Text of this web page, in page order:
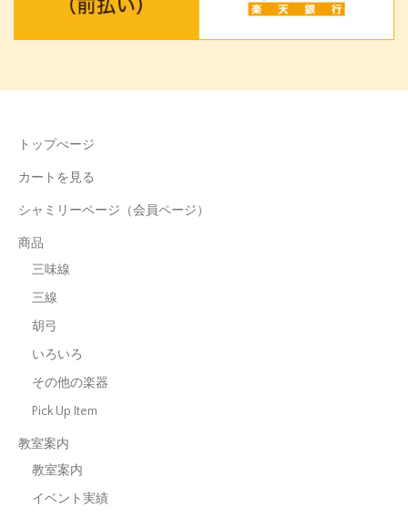
トップぺージ
カートを見る
シャミリーページ（会員ページ）
商品
三味線
三線
胡弓
いろいろ
その他の楽器
Pick Up Item
教室案内
教室案内
イベント実績